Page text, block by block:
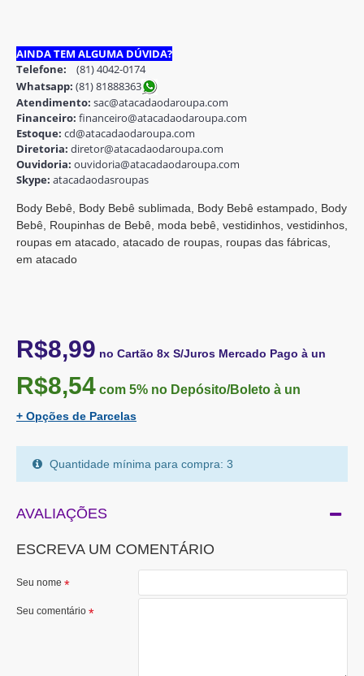
AINDA TEM ALGUMA DÚVIDA?
Telefone: (81) 4042-0174
Whatsapp: (81) 81888363
Atendimento: sac@atacadaodaroupa.com
Financeiro: financeiro@atacadaodaroupa.com
Estoque: cd@atacadaodaroupa.com
Diretoria: diretor@atacadaodaroupa.com
Ouvidoria: ouvidoria@atacadaodaroupa.com
Skype: atacadaodasroupas
Body Bebê, Body Bebê sublimada, Body Bebê estampado, Body
Bebê, Roupinhas de Bebê, moda bebê, vestidinhos, vestidinhos,
roupas em atacado, atacado de roupas, roupas das fábricas,
em atacado
R$8,99 no Cartão 8x S/Juros Mercado Pago à un
R$8,54 com 5% no Depósito/Boleto à un
+ Opções de Parcelas
Quantidade mínima para compra: 3
AVALIAÇÕES
ESCREVA UM COMENTÁRIO
Seu nome
Seu comentário